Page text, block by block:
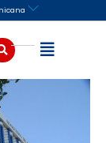
Abrir